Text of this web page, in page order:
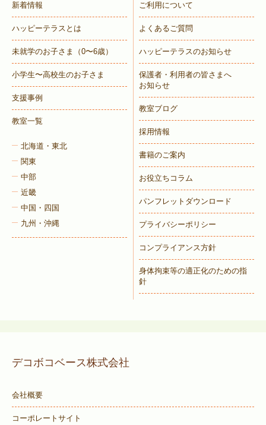
新着情報
ハッピーテラスとは
未就学のお子さま （0〜6歳）
小学生〜高校生のお子さま
支援事例
教室一覧
北海道・東北
関東
中部
近畿
中国・四国
九州・沖縄
ご利用について
よくあるご質問
ハッピーテラスのお知らせ
保護者・利用者の皆さまへ
お知らせ
教室ブログ
採用情報
書籍のご案内
お役立ちコラム
パンフレットダウンロード
プライバシーポリシー
コンプライアンス方針
身体拘束等の適正化のための指
針
デコボコベース株式会社
会社概要
コーポレートサイト